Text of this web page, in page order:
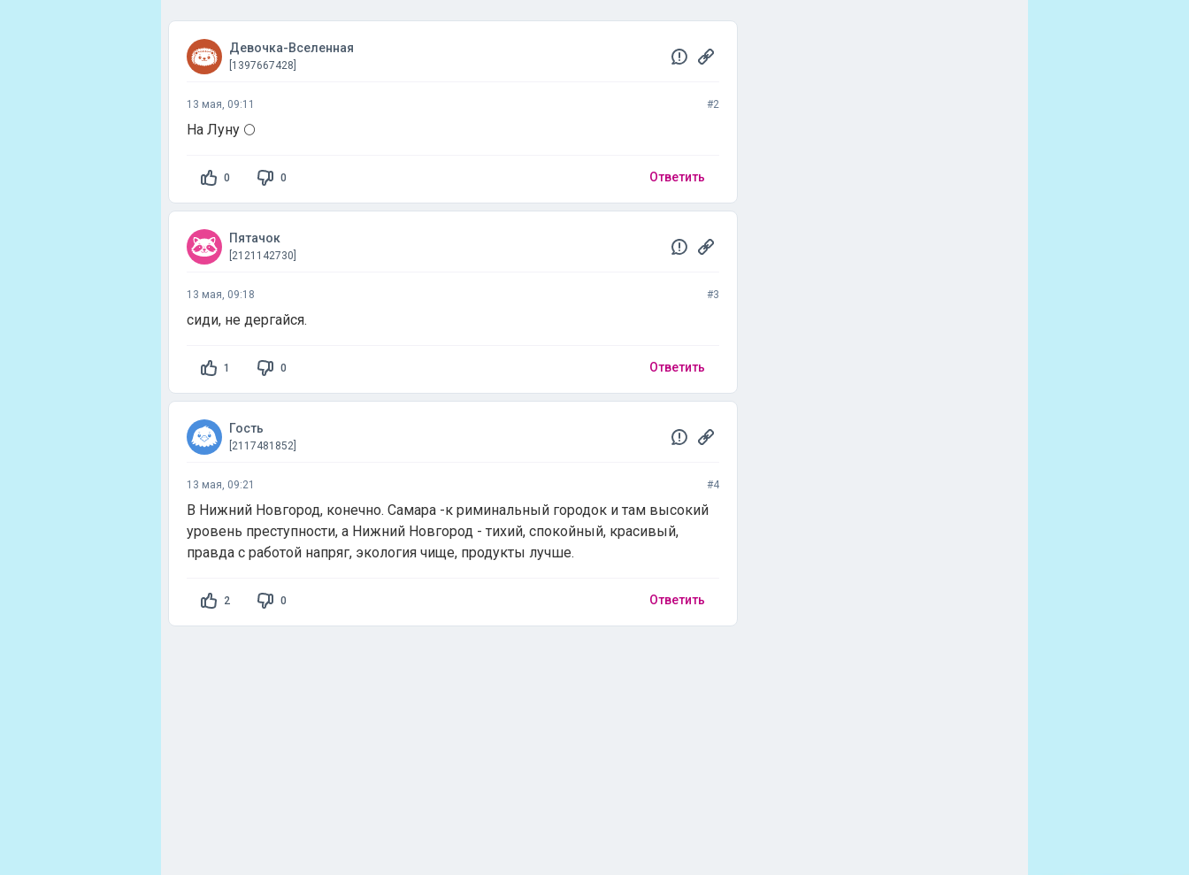
Девочка-Вселенная
[1397667428]
13 мая, 09:11 #2
На Луну 🌕
0 0 Ответить
Пятачок
[2121142730]
13 мая, 09:18 #3
сиди, не дергайся.
1 0 Ответить
Гость
[2117481852]
13 мая, 09:21 #4
В Нижний Новгород, конечно. Самара -к риминальный городок и там высокий
уровень преступности, а Нижний Новгород - тихий, спокойный, красивый,
правда с работой напряг, экология чище, продукты лучше.
2 0 Ответить